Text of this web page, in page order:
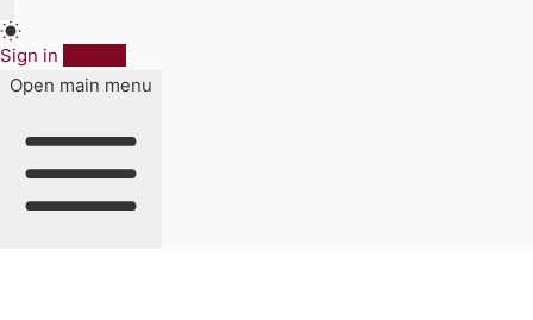
Sign in
Open main menu